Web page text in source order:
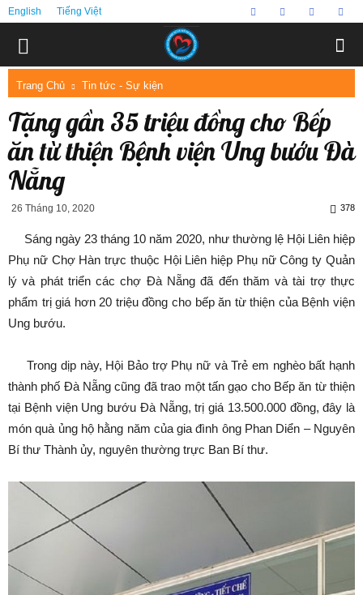
English Tiếng Việt
Trang Chủ Tin tức - Sự kiện
Tặng gần 35 triệu đồng cho Bếp
ăn từ thiện Bệnh viện Ung bướu Đà
Nẵng
26 Tháng 10, 2020 378
Sáng ngày 23 tháng 10 năm 2020, như thường lệ Hội Liên hiệp
Phụ nữ Chợ Hàn trực thuộc Hội Liên hiệp Phụ nữ Công ty Quản
lý và phát triển các chợ Đà Nẵng đã đến thăm và tài trợ thực
phẩm trị giá hơn 20 triệu đồng cho bếp ăn từ thiện của Bệnh viện
Ung bướu.
Trong dịp này, Hội Bảo trợ Phụ nữ và Trẻ em nghèo bất hạnh
thành phố Đà Nẵng cũng đã trao một tấn gạo cho Bếp ăn từ thiện
tại Bệnh viện Ung bướu Đà Nẵng, trị giá 13.500.000 đồng, đây là
món quà ủng hộ hằng năm của gia đình ông Phan Diển – Nguyên
Bí thư Thành ủy, nguyên thường trực Ban Bí thư.